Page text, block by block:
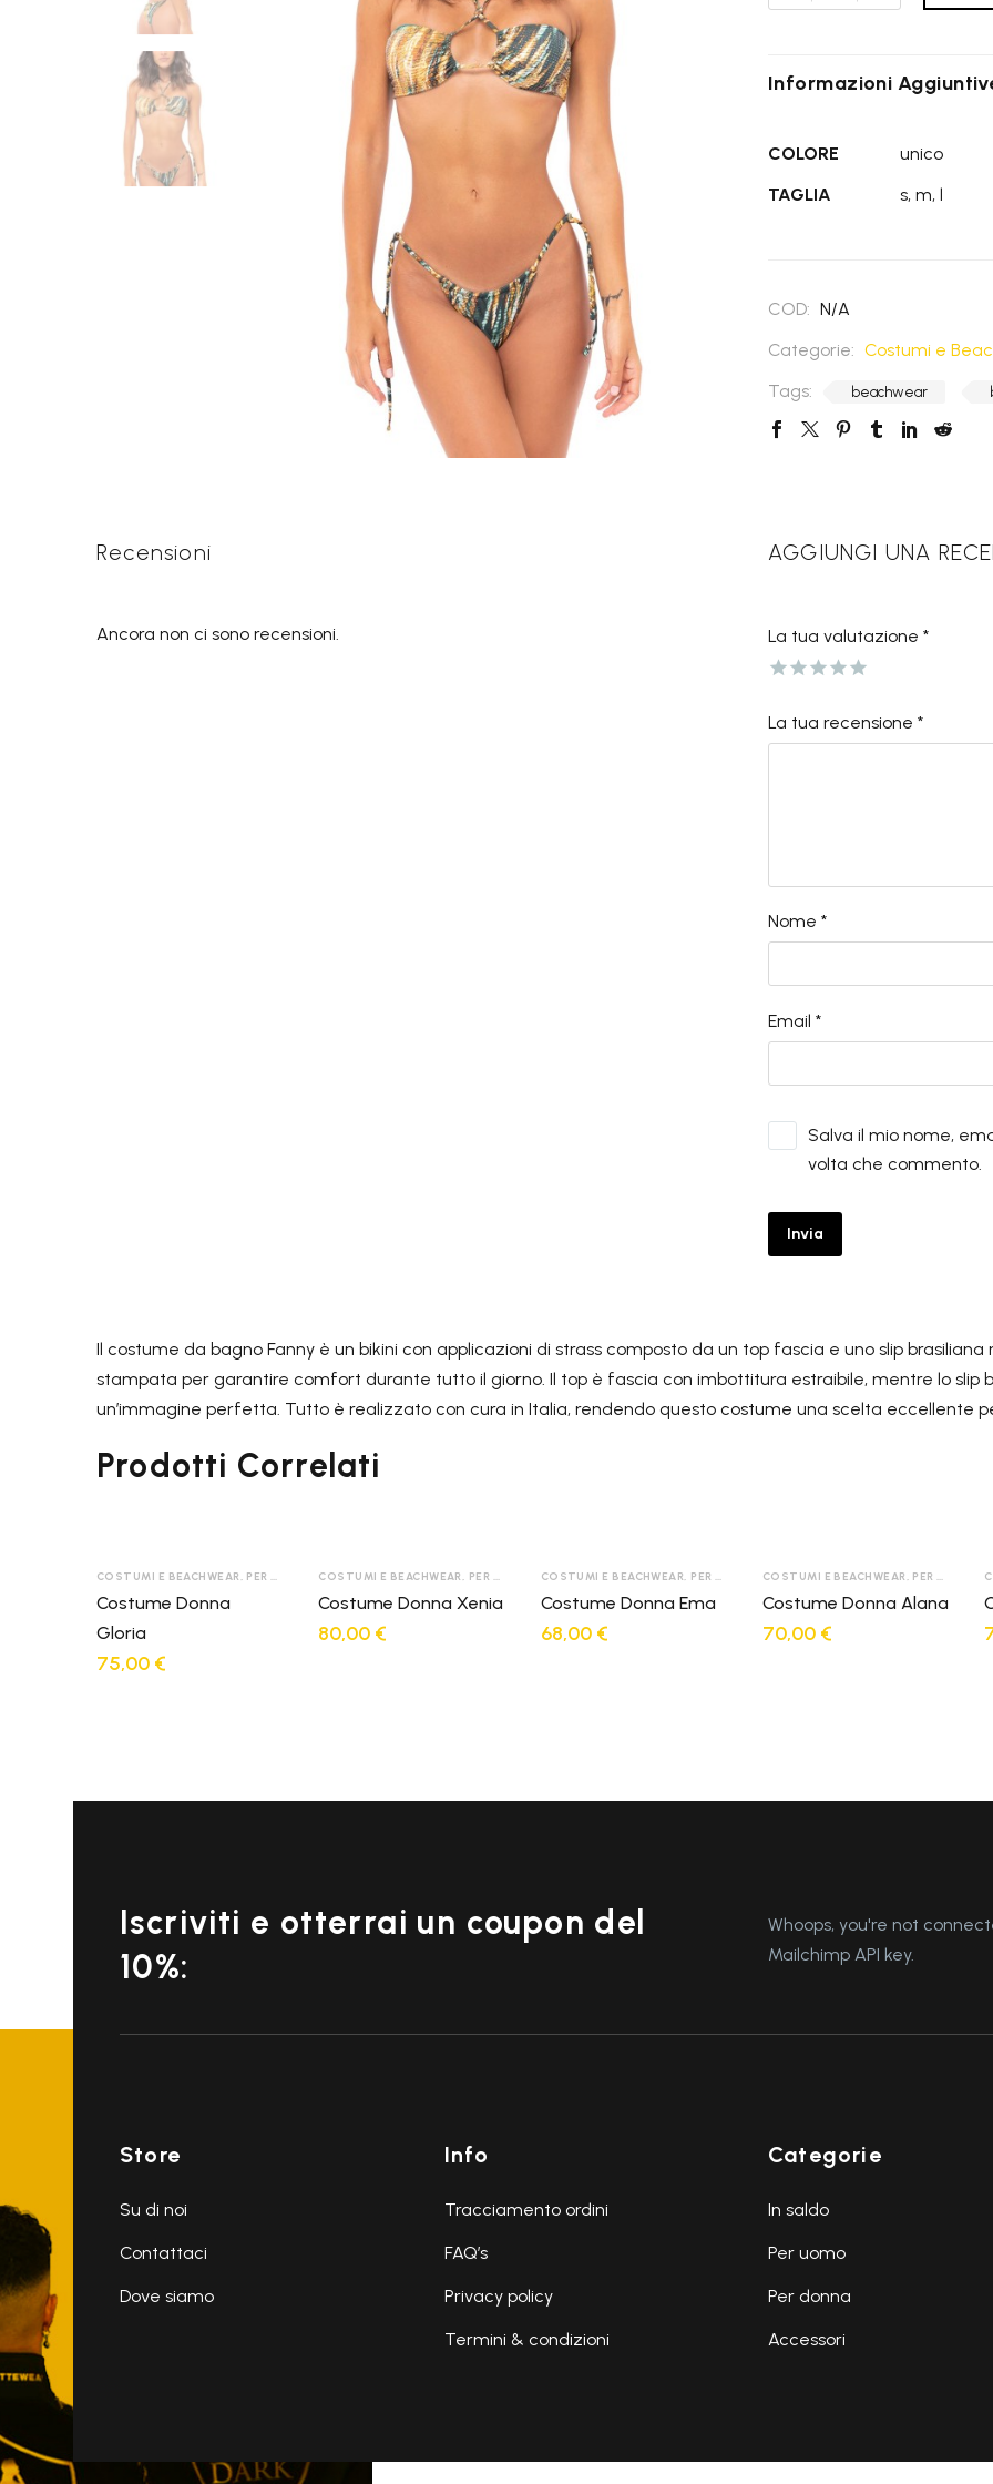
Spedizione Standard
2-4 giorni lavorativi - € 7.50
Non ancora disponibili
2-4 giorni lavorativi - € 7.50
Donna
quantità
Informazioni
COLORE
unico
TAGLIA
s, m, l
COD: N/A
Categorie: Costumi e
Tags:
beachwear
Recensioni
Ancora non ci sono recensioni.
AGGIUNGI UNA
La tua valutazione *
La tua recensione *
Nome *
Email *
Salva il mio nome,
volta che commento.
Invia
Il costume da bagno Fanny è un bikini con applicazioni di strass composto da un top fascia e uno slip
stampata per garantire comfort durante tutto il giorno. Il top è fascia con imbottitura estraibile, mentre lo slip
un’immagine perfetta. Tutto è realizzato con cura in Italia, rendendo questo costume una scelta eccellente
Prodotti Correlati
COSTUMI E BEACHWEAR, PER DONNA
Costume Donna
Gloria
75,00 €
COSTUMI E BEACHWEAR, PER DONNA
Costume Donna Xenia
80,00 €
COSTUMI E BEACHWEAR, PER DONNA
Costume Donna Ema
68,00 €
COSTUMI E BEACHWEAR, PER DONNA
Costume Donna Alana
70,00 €
Iscriviti e otterrai un coupon del
10%:
Whoops, you're not
Mailchimp API key.
Store
Su di noi
Contattaci
Dove siamo
Info
Tracciamento ordini
FAQ’s
Privacy policy
Termini & condizioni
Categorie
In saldo
Per uomo
Per donna
Accessori